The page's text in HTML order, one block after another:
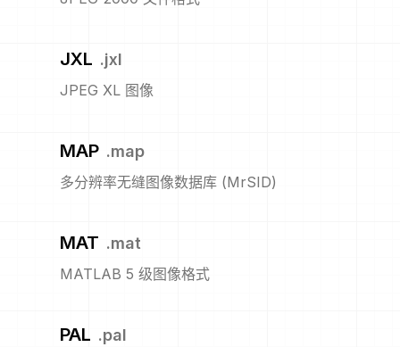
JXL .jxl
JPEG XL 图像
MAP .map
多分辨率无缝图像数据库 (MrSID)
MAT .mat
MATLAB 5 级图像格式
PAL .pal